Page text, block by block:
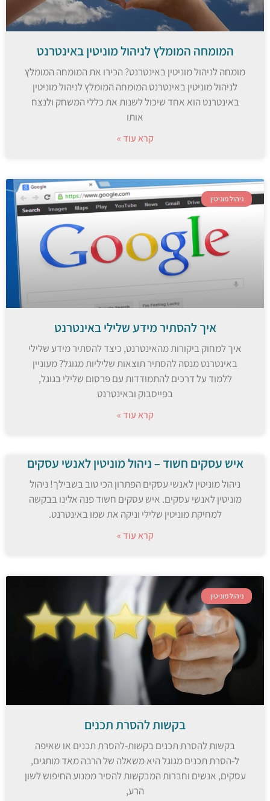
המומחה המומלץ לניהול מוניטין באינטרנט
מומחה לניהול מוניטין באינטרנט? הכירו את המומחה המומלץ
לניהול מוניטין באינטרנט המומחה המומלץ לניהול מוניטין
באינטרנט הוא אחד שיכול לשנות את כללי המשחק ולנצח
אותו
קרא עוד »
ניהול מוניטין
איך להסתיר מידע שלילי באינטרנט
איך למחוק ביקורות מהאינטרנט, כיצד להסתיר מידע שלילי
באינטרנט מנסה להסתיר תוצאות שליליות מגוגל? מעוניין
ללמוד על דרכים להתמודדות עם פרסום שלילי בגוגל,
בפייסבוק ובאינטרנט
קרא עוד »
איש עסקים חשוד – ניהול מוניטין לאנשי עסקים
ניהול מוניטין לאנשי עסקים הפתרון הכי טוב בשבילך! ניהול
מוניטין לאנשי עסקים. איש עסקים חשוד פנה אלינו בבקשה
למחיקת מוניטין שלילי וניקה את שמו באינטרנט.
קרא עוד »
ניהול מוניטין
בקשות להסרת תכנים
בקשות להסרת תכנים בקשות-להסרת תכנים או שאיפה
ל-הסרת תכנים מגוגל היא משאלה של הרבה מאד מותגים,
עסקים, אנשים וחברות המבקשות להסיר ממנוע החיפוש לשון
הרע,